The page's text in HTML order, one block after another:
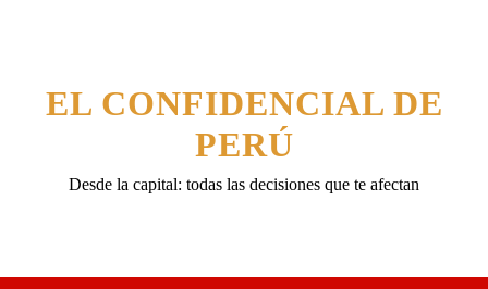
EL CONFIDENCIAL DE
PERÚ
Desde la capital: todas las decisiones que te afectan